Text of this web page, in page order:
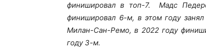
финишировал в топ-7. Мадс
финишировал 6-м, в этом году
Милан-Сан-Ремо, в 2022 году
году 3-м.